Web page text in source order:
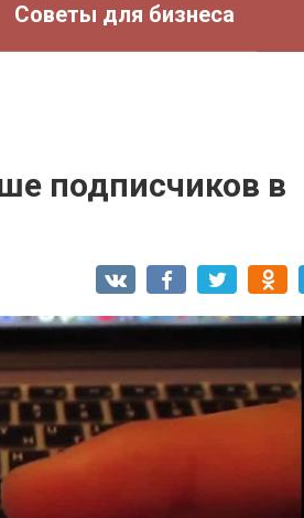
Советы для бизнеса
подписчиков в